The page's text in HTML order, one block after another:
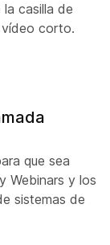
casilla de
corto.
que sea
Webinars y los
sistemas de